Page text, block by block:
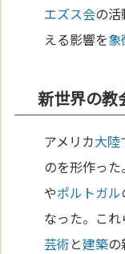
エズス会の
える影響を象
新世界の教
アメリカ大陸
のを形作った
やポルトガル
なった。こ
芸術と建築の